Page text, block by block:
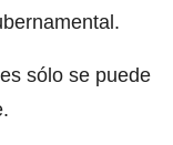
sólo se puede